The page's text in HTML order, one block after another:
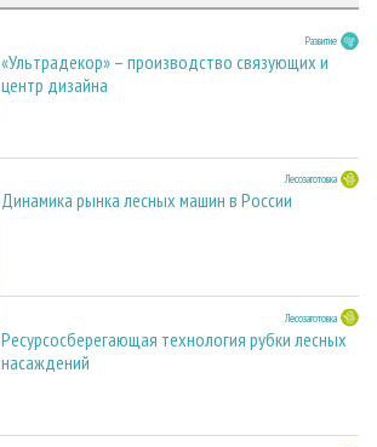
Развитие
«Ультрадекор» – производство связующих и
центр дизайна
Лесозаготовка
Динамика рынка лесных машин в России
Лесозаготовка
Ресурсосберегающая технология рубки лесных
насаждений